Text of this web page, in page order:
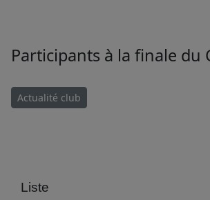
Participants à la finale du
Actualité club
Liste